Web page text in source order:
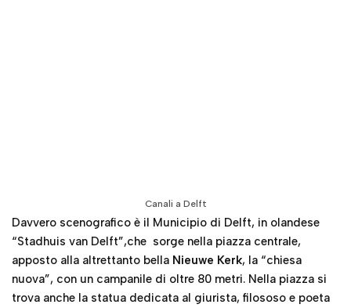
Canali a Delft
Davvero scenografico è il Municipio di Delft, in olandese
“Stadhuis van Delft”,che sorge nella piazza centrale,
apposto alla altrettanto bella Nieuwe Kerk, la “chiesa
nuova”, con un campanile di oltre 80 metri. Nella piazza si
trova anche la statua dedicata al giurista, filososo e poeta